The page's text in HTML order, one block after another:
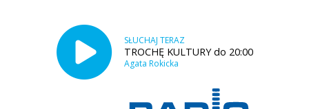
SŁUCHAJ TERAZ
TROCHĘ KULTURY do 20:00
Agata Rokicka